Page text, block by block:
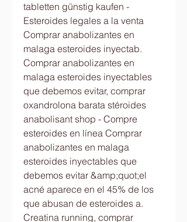
tabletten günstig kaufen -
Esteroides legales a la venta
Comprar anabolizantes en
malaga esteroides inyectab.
Comprar anabolizantes en
malaga esteroides inyectables
que debemos evitar, comprar
oxandrolona barata stéroides
anabolisant shop - Compre
esteroides en línea Comprar
anabolizantes en malaga
esteroides inyectables que
debemos evitar &amp;quot;el
acné aparece en el 45% de los
que abusan de esteroides a.
Creatina running, comprar